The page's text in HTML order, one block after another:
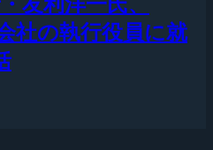
社の執行役員に就